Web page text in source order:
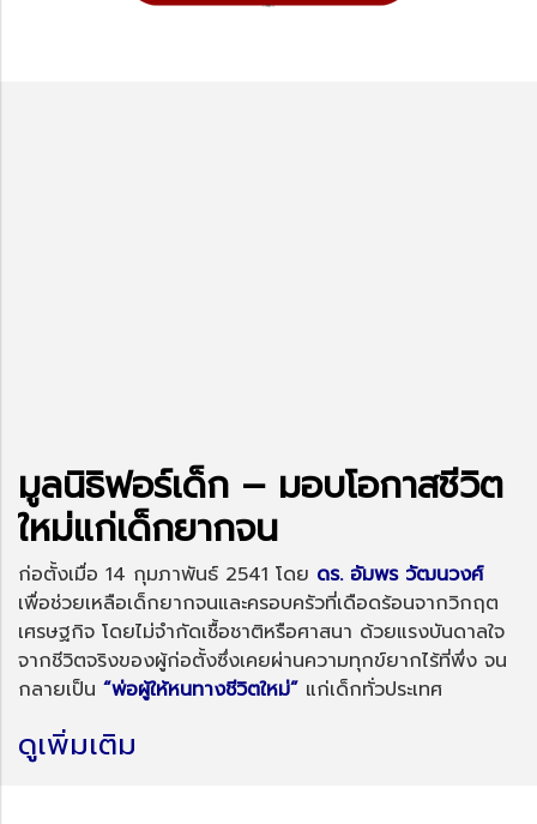
มูลนิธิฟอร์เด็ก – มอบโอกาสชีวิต
ใหม่แก่เด็กยากจน
ก่อตั้งเมื่อ 14 กุมภาพันธ์ 2541 โดย ดร. อัมพร วัฒนวงศ์
เพื่อช่วยเหลือเด็กยากจนและครอบครัวที่เดือดร้อนจากวิกฤต
เศรษฐกิจ โดยไม่จำกัดเชื้อชาติหรือศาสนา ด้วยแรงบันดาลใจ
จากชีวิตจริงของผู้ก่อตั้งซึ่งเคยผ่านความทุกข์ยากไร้ที่พึ่ง จน
กลายเป็น “พ่อผู้ให้หนทางชีวิตใหม่” แก่เด็กทั่วประเทศ
ดูเพิ่มเติม